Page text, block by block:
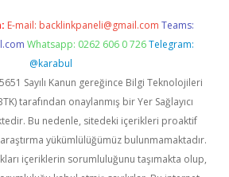
E-mail: backlinkpaneli@gmail.com Teams:
Whatsapp: 0262 606 0 726 Telegram:
@karabul
Sayılı Kanun gereğince Bilgi Teknolojileri
tarafından onaylanmış bir Yer Sağlayıcı
Bu nedenle, sitedeki içerikleri proaktif
yükümlülüğümüz bulunmamaktadır.
içeriklerin sorumluluğunu taşımakta olup,